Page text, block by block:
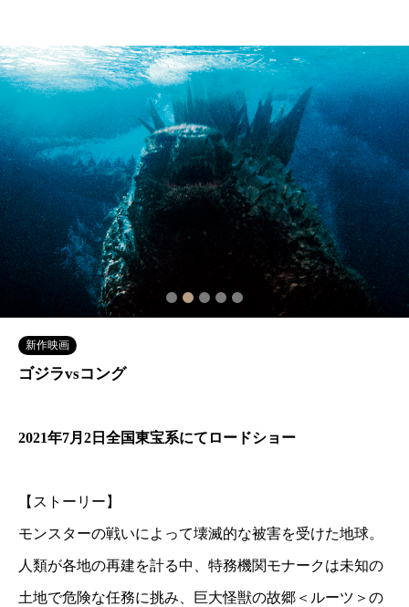
5
新作映画
ゴジラvsコング
2021年7月2日全国東宝系にてロードショー
【ストーリー】
モンスターの戦いによって壊滅的な被害を受けた地球。
人類が各地の再建を計る中、特務機関モナークは未知の
土地で危険な任務に挑み、巨大怪獣の故郷＜ルーツ＞の